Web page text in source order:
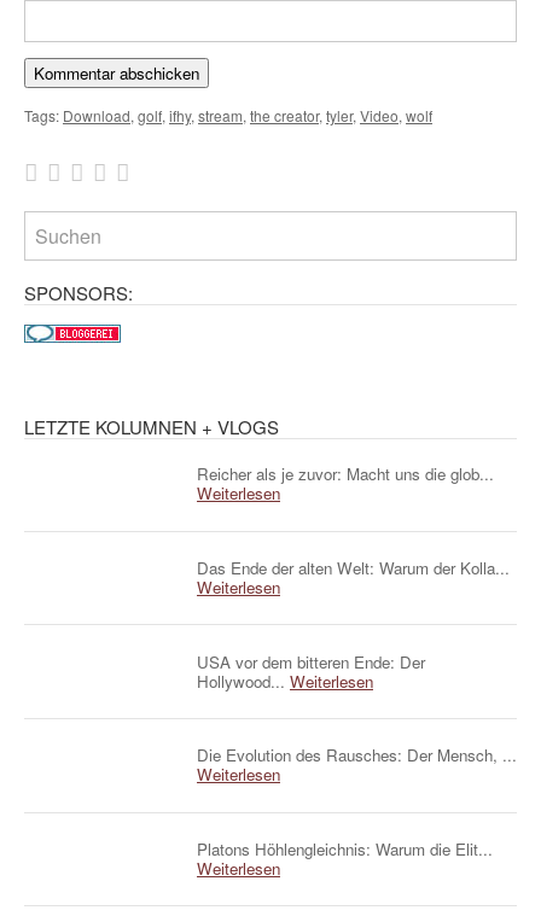
Tags: Download, golf, ifhy, stream, the creator, tyler, Video, wolf
SPONSORS:
LETZTE KOLUMNEN + VLOGS
Reicher als je zuvor: Macht uns die glob...
Weiterlesen
Das Ende der alten Welt: Warum der Kolla...
Weiterlesen
USA vor dem bitteren Ende: Der
Hollywood... Weiterlesen
Die Evolution des Rausches: Der Mensch, ...
Weiterlesen
Platons Höhlengleichnis: Warum die Elit...
Weiterlesen